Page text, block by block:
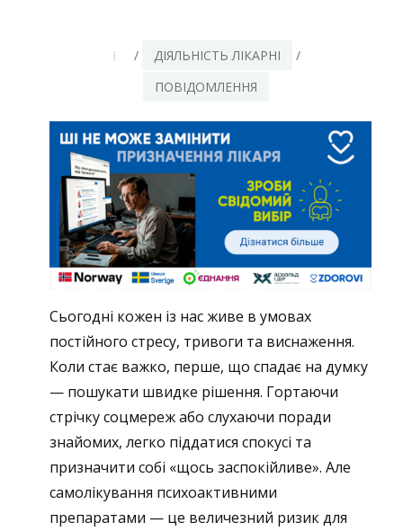
/ ДІЯЛЬНІСТЬ ЛІКАРНІ
/
ПОВІДОМЛЕННЯ
Сьогодні кожен із нас живе в умовах
постійного стресу, тривоги та виснаження.
Коли стає важко, перше, що спадає на думку
— пошукати швидке рішення. Гортаючи
стрічку соцмереж або слухаючи поради
знайомих, легко піддатися спокусі та
призначити собі «щось заспокійливе». Але
самолікування психоактивними
препаратами — це величезний ризик для